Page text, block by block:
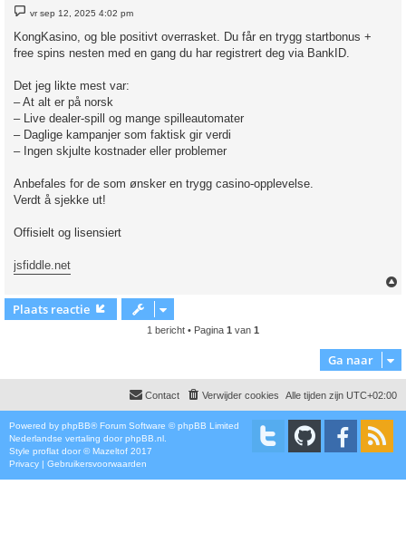
e
i
c
vr sep 12, 2025 4:02 pm
KongKasino, og ble positivt overrasket. Du får en trygg startbonus +
free spins nesten med en gang du har registrert deg via BankID.
Det jeg likte mest var:
– At alt er på norsk
– Live dealer-spill og mange spilleautomater
– Daglige kampanjer som faktisk gir verdi
– Ingen skjulte kostnader eller problemer
Anbefales for de som ønsker en trygg casino-opplevelse.
Verdt å sjekke ut!
Offisielt og lisensiert
jsfiddle.net
Plaats reactie
1 bericht • Pagina 1 van 1
Ga naar
Alle tijden zijn UTC+02:00
Verwijder cookies
Contact
Powered by phpBB® Forum Software © phpBB Limited
Nederlandse vertaling door phpBB.nl
Style proflat door ©Mazeltof 2017
Privacy | Gebruikersvoorwaarden